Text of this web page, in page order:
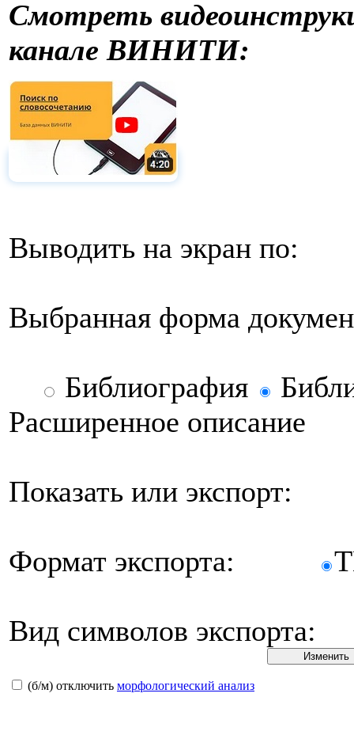
Смотреть
канале ВИНИТИ:
Выводить на экран по:
Выбранная форма
Библиография
Расширенное описание
Показать или экспорт:
Формат экспорта:
Вид символов экспорта:
(б/м) отключить морфологический анализ